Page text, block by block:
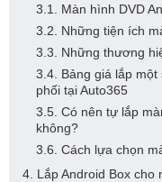
3.1. Màn hình DVD
3.2. Những tiện ích
3.3. Những thương
3.4. Bảng giá lắp
phối tại Auto365
3.5. Có nên tự lắp
không?
3.6. Cách lựa chọn
4. Lắp Android Box cho